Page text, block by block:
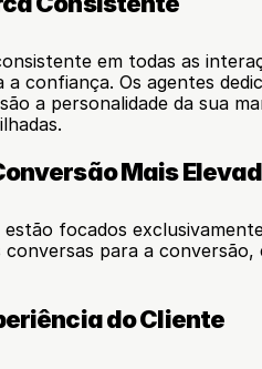
em todas as
confiança. Os agentes
a personalidade da sua
Mais
estão focados
para a conversão,
do Cliente